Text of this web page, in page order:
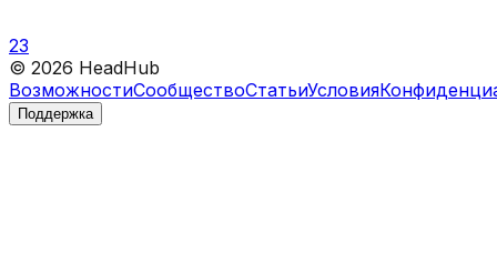
23
© 2026 HeadHub
ВозможностиСообществоСтатьиУсловия
Поддержка